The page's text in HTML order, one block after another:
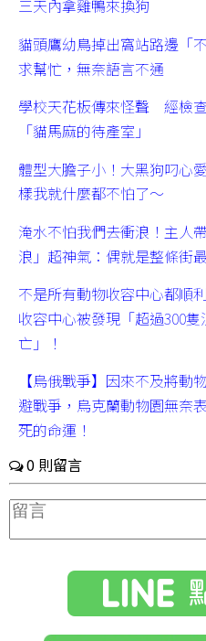
三天內拿雞鴨來換狗
貓頭鷹幼鳥掉出窩站路邊「
求幫忙，無奈語言不通
學校天花板傳來怪聲 經檢
「貓馬麻的待產室」
體型大膽子小！大黑狗叼心
樣我就什麼都不怕了～
淹水不怕我們去衝浪！主人
浪」超神氣：偶就是整條街
不是所有動物收容中心都順
收容中心被發現「超過300
亡」！
【烏俄戰爭】因來不及將動
避戰爭，烏克蘭動物園無奈
死的命運！